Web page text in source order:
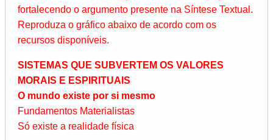
fortalecendo o argumento presente na Síntese Textual.
Reproduza o gráfico abaixo de acordo com os
recursos disponíveis.
SISTEMAS QUE SUBVERTEM OS VALORES
MORAIS E ESPIRITUAIS
O mundo existe por si mesmo
Fundamentos Materialistas
Só existe a realidade física